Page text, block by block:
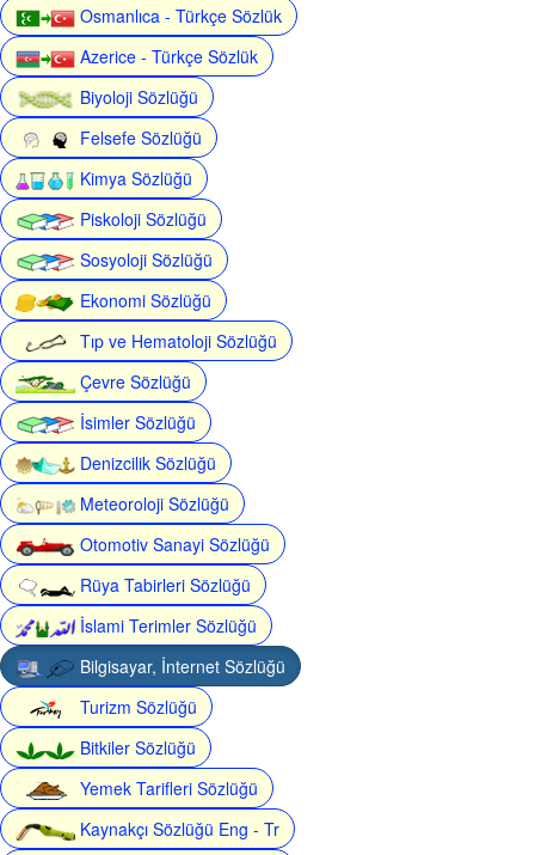
Osmanlıca - Türkçe Sözlük
Azerice - Türkçe Sözlük
Biyoloji Sözlüğü
Felsefe Sözlüğü
Kimya Sözlüğü
Piskoloji Sözlüğü
Sosyoloji Sözlüğü
Ekonomi Sözlüğü
Tıp ve Hematoloji Sözlüğü
Çevre Sözlüğü
İsimler Sözlüğü
Denizcilik Sözlüğü
Meteoroloji Sözlüğü
Otomotiv Sanayi Sözlüğü
Rüya Tabirleri Sözlüğü
İslami Terimler Sözlüğü
Bilgisayar, İnternet Sözlüğü
Turizm Sözlüğü
Bitkiler Sözlüğü
Yemek Tarifleri Sözlüğü
Kaynakçı Sözlüğü Eng - Tr